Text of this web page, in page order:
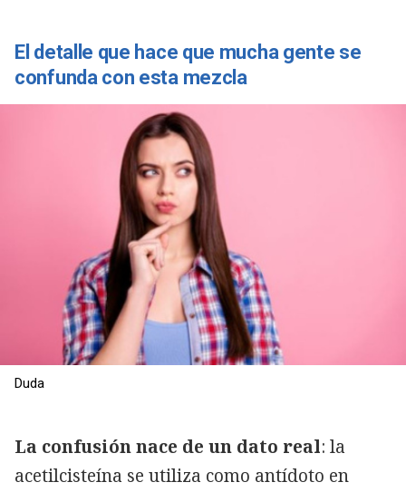
El detalle que hace que mucha gente se
confunda con esta mezcla
Duda
La confusión nace de un dato real: la
acetilcisteína se utiliza como antídoto en